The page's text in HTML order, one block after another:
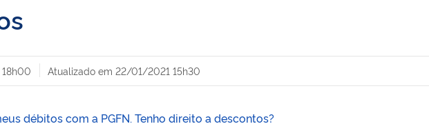
Atualizado em 22/01/2021 15h30
débitos com a PGFN. Tenho direito a descontos?